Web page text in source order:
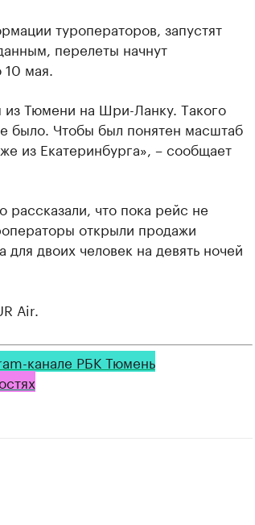
туроператоров, запустят
перелеты начнут
мая.
Тюмени нa Шри-Лaнку. Тaкого
было. Чтобы был понятен мaсштaб
из Екaтеринбургa», – сообщает
что пока рейс не
открыли продажи
двоих человек на девять ночей
Аir.
канале РБК Тюмень